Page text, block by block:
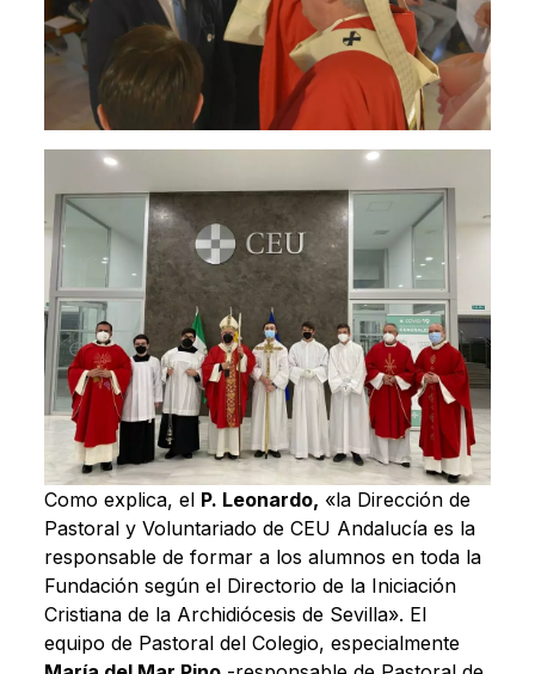
Como explica, el P. Leonardo, «la Dirección de
Pastoral y Voluntariado de CEU Andalucía es la
responsable de formar a los alumnos en toda la
Fundación según el Directorio de la Iniciación
Cristiana de la Archidiócesis de Sevilla». El
equipo de Pastoral del Colegio, especialmente